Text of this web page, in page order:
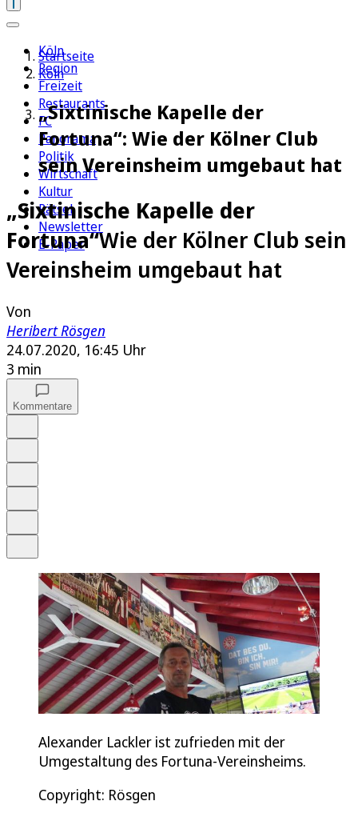
Köln
Region
Freizeit
Restaurants
FC
Panorama
Politik
Wirtschaft
Kultur
Rätsel
Newsletter
E-Paper
Startseite
Köln
„Sixtinische Kapelle der
Fortuna“: Wie der Kölner Club
sein Vereinsheim umgebaut hat
„Sixtinische Kapelle der
Fortuna“Wie der Kölner Club sein
Vereinsheim umgebaut hat
Von
Heribert Rösgen
24.07.2020, 16:45 Uhr
3 min
Kommentare
Alexander Lackler ist zufrieden mit der
Umgestaltung des Fortuna-Vereinsheims.
Copyright: Rösgen